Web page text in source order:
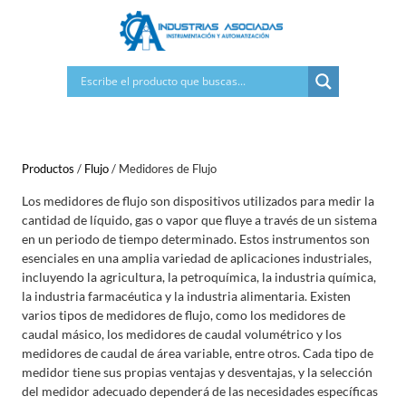
Productos / Flujo/ Medidores de Flujo
Los medidores de flujo son dispositivos utilizados para medir la
cantidad de líquido, gas o vapor que fluye a través de un sistema
en un periodo de tiempo determinado. Estos instrumentos son
esenciales en una amplia variedad de aplicaciones industriales,
incluyendo la agricultura, la petroquímica, la industria química,
la industria farmacéutica y la industria alimentaria. Existen
varios tipos de medidores de flujo, como los medidores de
caudal másico, los medidores de caudal volumétrico y los
medidores de caudal de área variable, entre otros. Cada tipo de
medidor tiene sus propias ventajas y desventajas, y la selección
del medidor adecuado dependerá de las necesidades específicas